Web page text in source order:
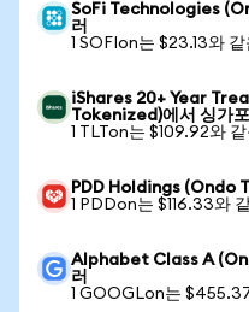
SoFi Technologies
러
1 SOFIon는 $23.13와 같
iShares 20+ Year
Tokenized)에서 싱가포
1 TLTon는 $109.92와 같
PDD Holdings (Ondo
1 PDDon는 $116.33와
Alphabet Class A
러
1 GOOGLon는